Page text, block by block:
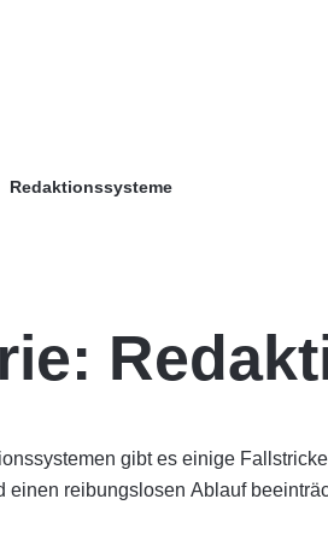
Redaktionssysteme
gibt es einige
einen rei­bungs­losen Ablauf
und nutzt